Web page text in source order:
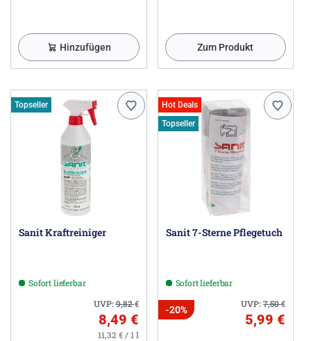
Hinzufügen Zum Produkt
Topseller
Sanit Kraftreiniger
Sofort lieferbar
UVP:9,82€
8,49 €
11,32 € / 1 l
Hot Deals
Topseller
Sanit 7-Sterne Pflegetuch
Sofort lieferbar
UVP:7,50€
-20%
5,99 €